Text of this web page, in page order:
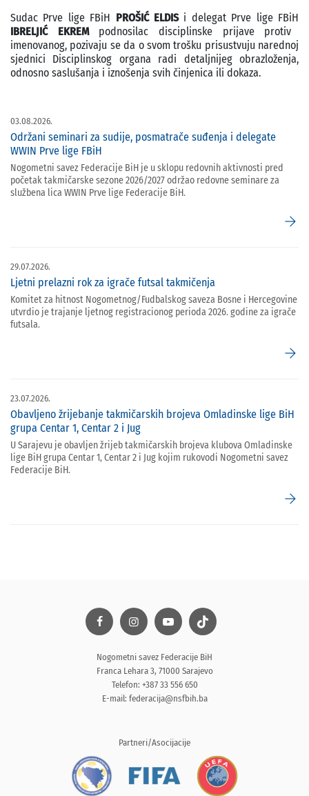
Sudac Prve lige FBiH PROŠIĆ ELDISi delegat Prve lige FBiH
IBRELJIĆ EKREMpodnosilac disciplinske prijave protiv
imenovanog, pozivaju se da o svom trošku prisustvuju narednoj
sjednici Disciplinskog organa radi detaljnijeg obrazloženja,
odnosno saslušanja i iznošenja svih činjenica ili dokaza.
03.08.2026.
Održani seminari za sudije, posmatrače suđenja i delegate
WWIN Prve lige FBiH
Nogometni savez Federacije BiH je u sklopu redovnih aktivnosti pred
početak takmičarske sezone 2026/2027 održao redovne seminare za
službena lica WWIN Prve lige Federacije BiH.
arrow_forward
29.07.2026.
Ljetni prelazni rok za igrače futsal takmičenja
Komitet za hitnost Nogometnog/Fudbalskog saveza Bosne i Hercegovine
utvrdio je trajanje ljetnog registracionog perioda 2026. godine za igrače
futsala.
arrow_forward
23.07.2026.
Obavljeno žrijebanje takmičarskih brojeva Omladinske lige BiH
grupa Centar 1, Centar 2 i Jug
U Sarajevu je obavljen žrijeb takmičarskih brojeva klubova Omladinske
lige BiH grupa Centar 1, Centar 2 i Jug kojim rukovodi Nogometni savez
Federacije BiH.
arrow_forward
Nogometni savez Federacije BiH
Franca Lehara 3, 71000 Sarajevo
Telefon: +387 33 556 650
E-mail: federacija@nsfbih.ba
Partneri/Asocijacije